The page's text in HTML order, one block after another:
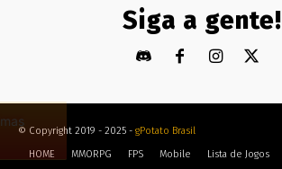
Siga a gente!
© Copyright 2019 - 2025 - gPotato Brasil
HOME
MMORPG FPS Mobile Lista de Jogos